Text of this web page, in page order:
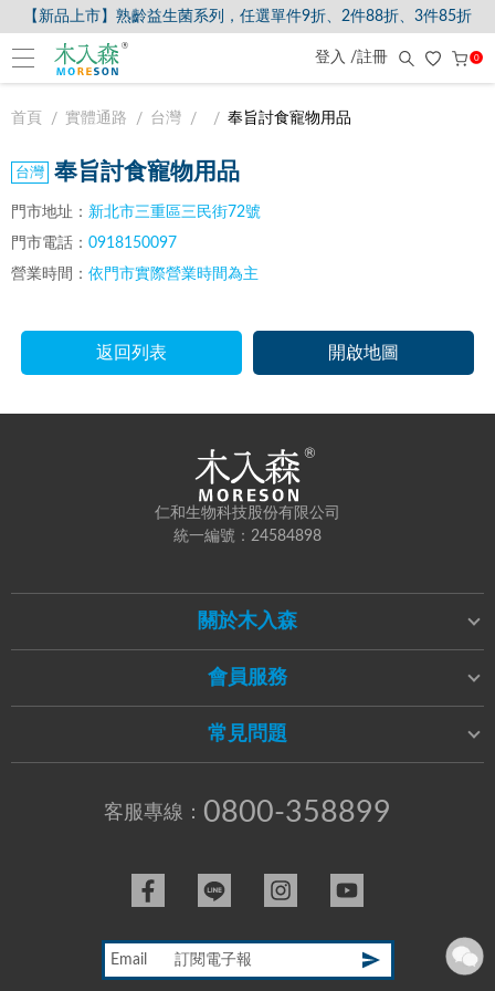
【新品上市】熟齡益生菌系列，任選單件9折、2件88折、3件85折
登入 /註冊 0
首頁 實體通路 台灣 奉旨討食寵物用品
奉旨討食寵物用品
門市地址： 新北市三重區三民街72號
門市電話： 0918150097
營業時間： 依門市實際營業時間為主
返回列表 開啟地圖
仁和生物科技股份有限公司
統一編號：24584898
關於木入森
會員服務
常見問題
客服專線： 0800-358899
Email